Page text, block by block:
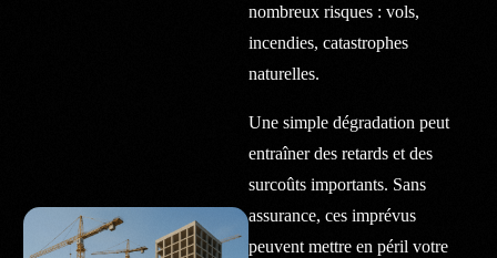
nombreux risques : vols,
incendies, catastrophes
naturelles.
Une simple dégradation peut
entraîner des retards et des
surcoûts importants. Sans
assurance, ces imprévus
peuvent mettre en péril votre